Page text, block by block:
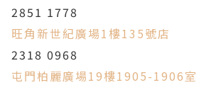
2851 1778
旺角新世紀廣場1樓135號店
2318 0968
屯門柏麗廣場19樓1905-1906室